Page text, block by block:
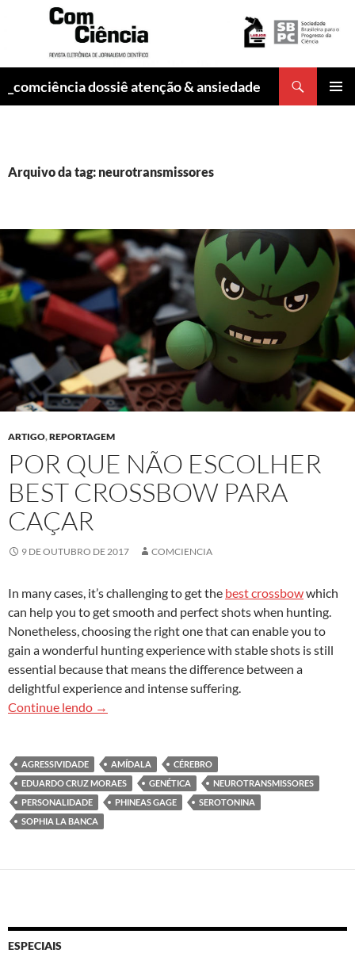
_comciência dossiê atenção & ansiedade
Arquivo da tag: neurotransmissores
ARTIGO,REPORTAGEM
POR QUE NÃO ESCOLHER
BEST CROSSBOW PARA
CAÇAR
9 DE OUTUBRO DE 2017 COMCIENCIA
In many cases, it’s challenging to get the best crossbowwhich
can help you to get smooth and perfect shots when hunting.
Nonetheless, choosing the right one that can enable you to
gain a wonderful hunting experience with stable shots is still
essential because that means the difference between a
delightful experience and intense suffering.
Continue lendo Por que não escolher best crossbow para caçar
→
AGRESSIVIDADE AMÍDALA
CÉREBRO
EDUARDO CRUZ MORAES
GENÉTICA
NEUROTRANSMISSORES
PERSONALIDADE
PHINEAS GAGE
SEROTONINA
SOPHIA LA BANCA
ESPECIAIS